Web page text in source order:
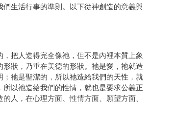
生活行事的準則。以下從神創造的意義與
把人造得完全像祂，但不是內裡本質上象
狀，乃重在美德的形狀。祂是愛，祂就造
祂是聖潔的，所以祂造給我們的天性，就
以祂造給我們的性情，就也是要求公義正
人，在心理方面、性情方面、願望方面、